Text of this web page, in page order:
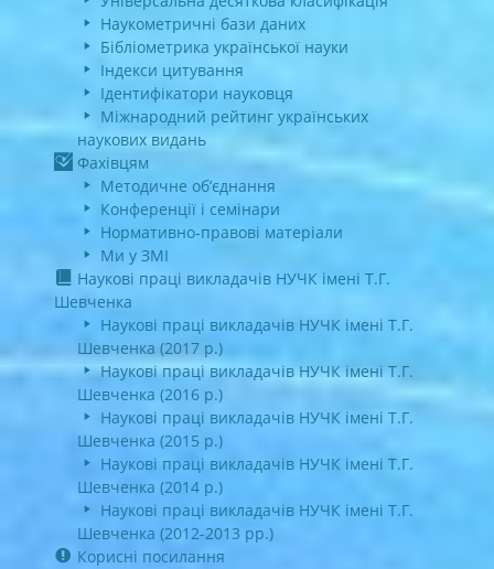
Наукометричні бази даних
Бібліометрика української науки
Індекси цитування
Ідентифікатори науковця
Міжнародний рейтинг українських
наукових видань
Фахівцям
Методичне об’єднання
Конференції і семінари
Нормативно-правові матеріали
Ми у ЗМІ
Наукові праці викладачів НУЧК імені Т.Г.
Шевченка
Наукові праці викладачів НУЧК імені Т.Г.
Шевченка (2017 р.)
Наукові праці викладачів НУЧК імені Т.Г.
Шевченка (2016 р.)
Наукові праці викладачів НУЧК імені Т.Г.
Шевченка (2015 р.)
Наукові праці викладачів НУЧК імені Т.Г.
Шевченка (2014 р.)
Наукові праці викладачів НУЧК імені Т.Г.
Шевченка (2012-2013 рр.)
Корисні посилання